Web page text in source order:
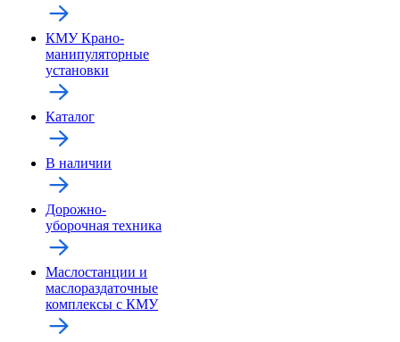
КМУ Крано-
манипуляторные
установки
Каталог
В наличии
Дорожно-
уборочная техника
Маслостанции и
маслораздаточные
комплексы с КМУ